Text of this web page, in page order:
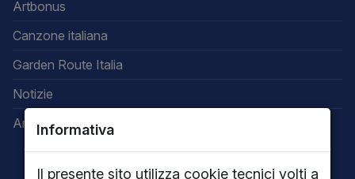
Informativa
Il presente sito utilizza cookie tecnici volti a
Artbonus
Canzone italiana
Garden Route Italia
Notizie
Area riservata